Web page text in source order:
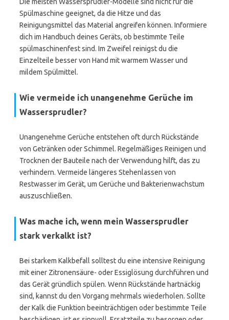
Spülmaschine geeignet, da die Hitze und das
Reinigungsmittel das Material angreifen können. Informiere
dich im Handbuch deines Geräts, ob bestimmte Teile
spülmaschinenfest sind. Im Zweifel reinigst du die
Einzelteile besser von Hand mit warmem Wasser und
mildem Spülmittel.
Wie vermeide ich unangenehme Gerüche im
Wassersprudler?
Unangenehme Gerüche entstehen oft durch Rückstände
von Getränken oder Schimmel. Regelmäßiges Reinigen und
Trocknen der Bauteile nach der Verwendung hilft, das zu
verhindern. Vermeide längeres Stehenlassen von
Restwasser im Gerät, um Gerüche und Bakterienwachstum
auszuschließen.
Was mache ich, wenn mein Wassersprudler
stark verkalkt ist?
Bei starkem Kalkbefall solltest du eine intensive Reinigung
mit einer Zitronensäure- oder Essiglösung durchführen und
das Gerät gründlich spülen. Wenn Rückstände hartnäckig
sind, kannst du den Vorgang mehrmals wiederholen. Sollte
der Kalk die Funktion beeinträchtigen oder bestimmte Teile